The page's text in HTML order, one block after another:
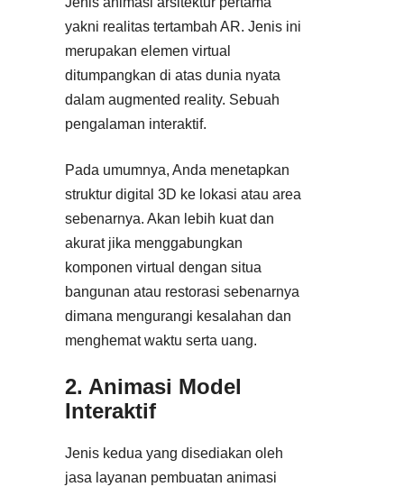
yakni realitas tertambah AR. Jenis ini
merupakan elemen virtual
ditumpangkan di atas dunia nyata
dalam augmented reality. Sebuah
pengalaman interaktif.
Pada umumnya, Anda menetapkan
struktur digital 3D ke lokasi atau area
sebenarnya. Akan lebih kuat dan
akurat jika menggabungkan
komponen virtual dengan situa
bangunan atau restorasi sebenarnya
dimana mengurangi kesalahan dan
menghemat waktu serta uang.
2. Animasi Model
Interaktif
Jenis kedua yang disediakan oleh
jasa layanan pembuatan animasi